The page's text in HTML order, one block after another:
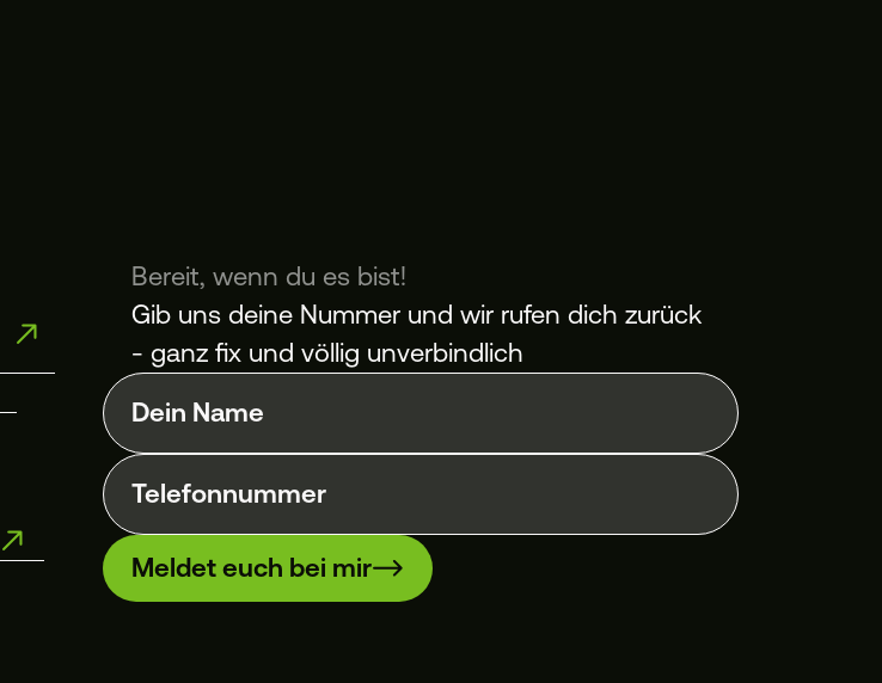
Bereit, wenn du es bist!
Gib uns deine Nummer und wir rufen dich zurück
- ganz fix und völlig unverbindlich
Dein Name
Telefonnummer
Meldet euch bei mir